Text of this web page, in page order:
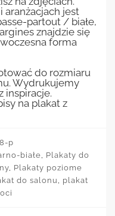
aranżacjach jest
partout / białe,
znajdzie się
forma
do rozmiaru
Wydrukujemy
inspiracje.
na plakat z
p
białe, Plakaty do
, Plakaty poziome
do salonu, plakat